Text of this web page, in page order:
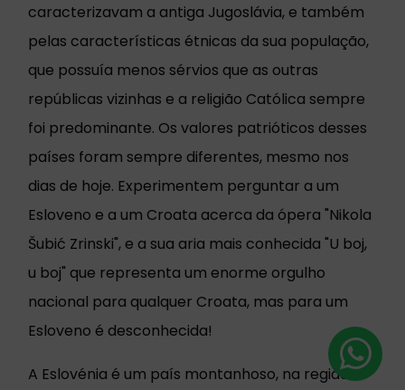
caracterizavam a antiga Jugoslávia, e também
pelas características étnicas da sua população,
que possuía menos sérvios que as outras
repúblicas vizinhas e a religião Católica sempre
foi predominante. Os valores patrióticos desses
países foram sempre diferentes, mesmo nos
dias de hoje. Experimentem perguntar a um
Esloveno e a um Croata acerca da ópera "Nikola
Šubić Zrinski", e a sua aria mais conhecida "U boj,
u boj" que representa um enorme orgulho
nacional para qualquer Croata, mas para um
Esloveno é desconhecida!
A Eslovénia é um país montanhoso, na região